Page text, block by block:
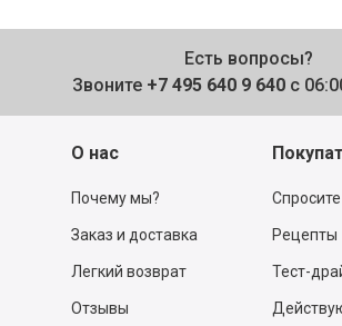
Есть вопросы?
Звоните +7 495 640 9 640 с
О нас
Почему мы?
Заказ и доставка
Легкий возврат
Отзывы
Рецепты
Тест-